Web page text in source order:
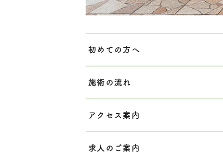
初めての方へ
施術の流れ
アクセス案内
求人のご案内